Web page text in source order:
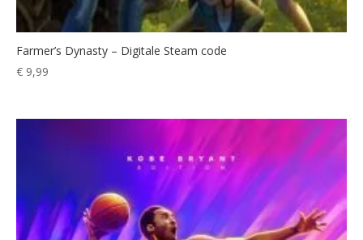
Farmer’s Dynasty – Digitale Steam code
€ 9,99